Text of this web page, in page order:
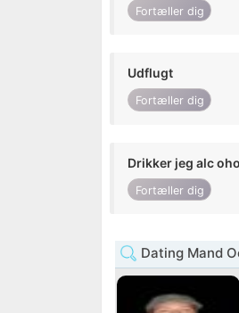
Fortæller dig
Udflugt
Fortæller dig
Drikker jeg alc
Fortæller dig
Dating Mand